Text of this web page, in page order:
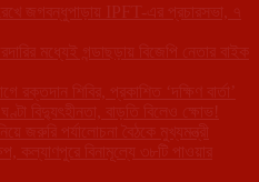
জগবন্ধুপাড়ায় IPFT-এর প্রচারসভা, ৭
মধ্যেই গন্ডাছড়ায় বিজেপি নেতার বাইক
রক্তদান শিবির, প্রকাশিত ‘দক্ষিণ বার্তা’
বিদ্যুৎহীনতা, বাড়তি বিলেও ক্ষোভ!
জরুরি পর্যালোচনা বৈঠকে মুখ্যমন্ত্রী
কল্যাণপুরে বিনামূল্যে ৩৮টি পাওয়ার